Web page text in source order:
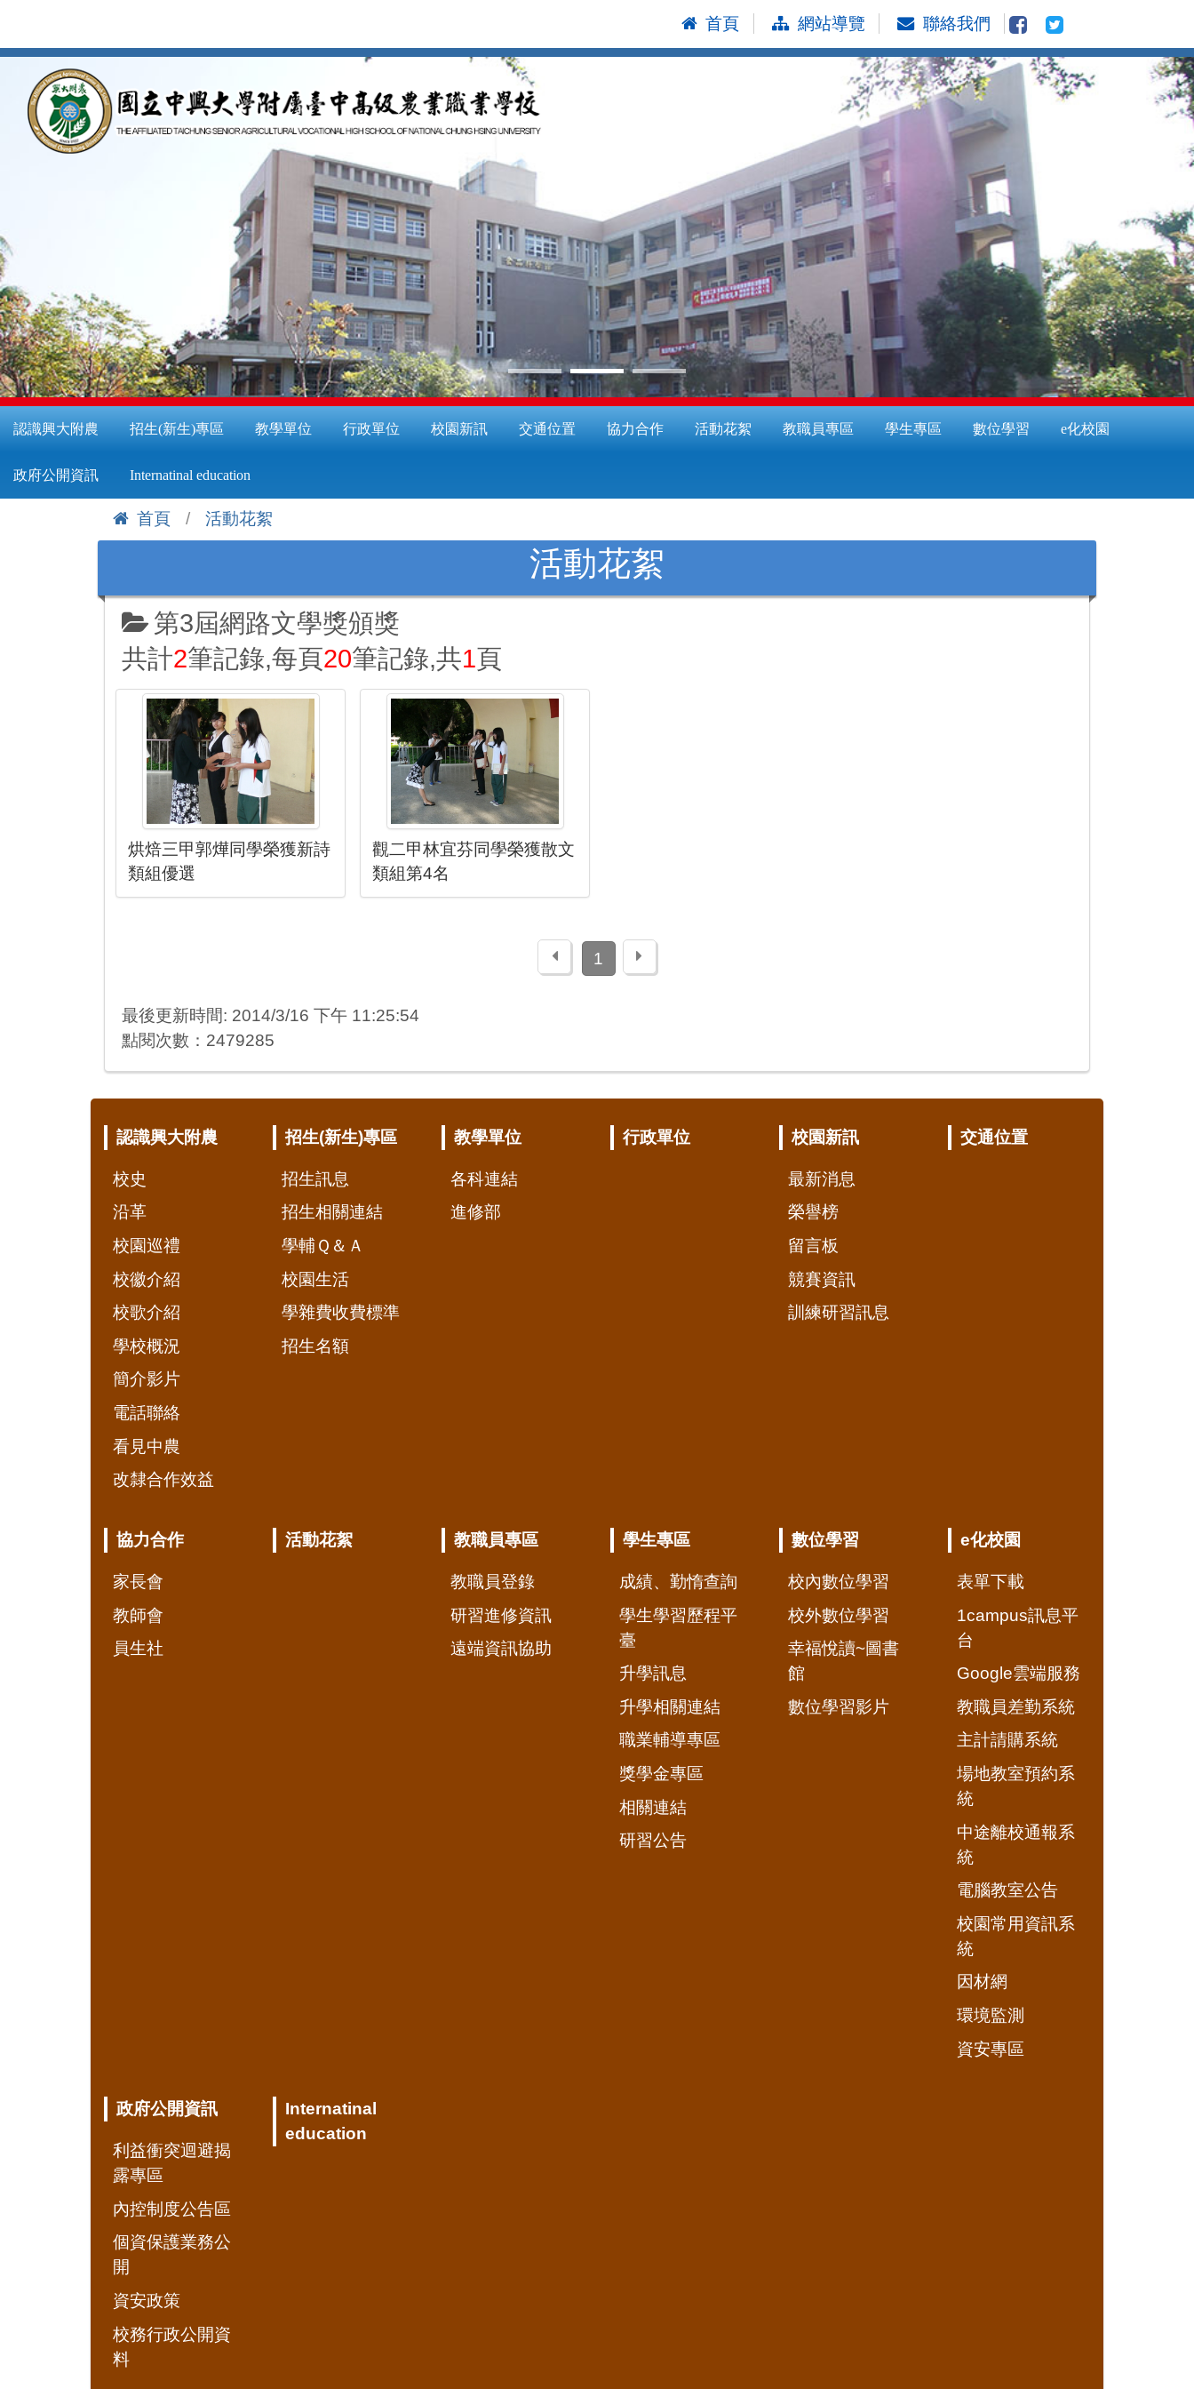
到
首頁 網站導覽 聯絡我們
認識興大附農 招生(新生)專區 教學單位 行政單位 校園新訊 交通位置 協力合作 活動花絮 教職員專區 學生專區 數位學習 e化校園
政府公開資訊 Internatinal education
首頁
活動花絮
活動花絮
第3屆網路文學獎頒獎
共計2筆記錄,每頁20筆記錄,共1頁
烘焙三甲郭燁同學榮獲新詩
類組優選
觀二甲林宜芬同學榮獲散文
類組第4名
上一頁1 下一頁
最後更新時間: 2014/3/16 下午 11:25:54
點閱次數：2479285
認識興大附農
校史
沿革
校園巡禮
校徽介紹
校歌介紹
學校概況
簡介影片
電話聯絡
看見中農
改隸合作效益
招生(新生)專區
招生訊息
招生相關連結
學輔Ｑ＆Ａ
校園生活
學雜費收費標準
招生名額
教學單位
各科連結
進修部
行政單位 校園新訊
最新消息
榮譽榜
留言板
競賽資訊
訓練研習訊息
交通位置
協力合作
家長會
教師會
員生社
活動花絮 教職員專區
教職員登錄
研習進修資訊
遠端資訊協助
學生專區
成績、勤惰查詢
學生學習歷程平
臺
升學訊息
升學相關連結
職業輔導專區
獎學金專區
相關連結
研習公告
數位學習
校內數位學習
校外數位學習
幸福悅讀~圖書
館
數位學習影片
e化校園
表單下載
1campus訊息平
台
Google雲端服務
教職員差勤系統
主計請購系統
場地教室預約系
統
中途離校通報系
統
電腦教室公告
校園常用資訊系
統
因材網
環境監測
資安專區
政府公開資訊
利益衝突迴避揭
露專區
內控制度公告區
個資保護業務公
開
資安政策
校務行政公開資
料
Internatinal
education